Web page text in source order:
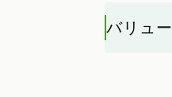
バリュー